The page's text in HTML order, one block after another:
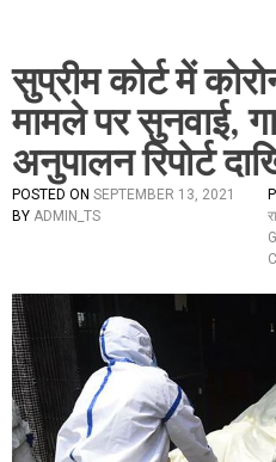
सुप्रीम कोर्ट में
मामले पर सुनवाई,
अनुपालन रिपोर्ट
POSTED ON SEPTEMBER 13, 2021
BY ADMIN_TS